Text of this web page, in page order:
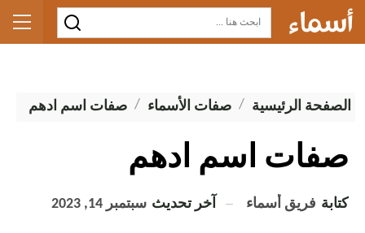
الصفحة الرئيسية صفات الأسماء صفات اسم ادهم
صفات اسم ادهم
كتابة فريق أسماء آخر تحديث سبتمبر 14, 2023